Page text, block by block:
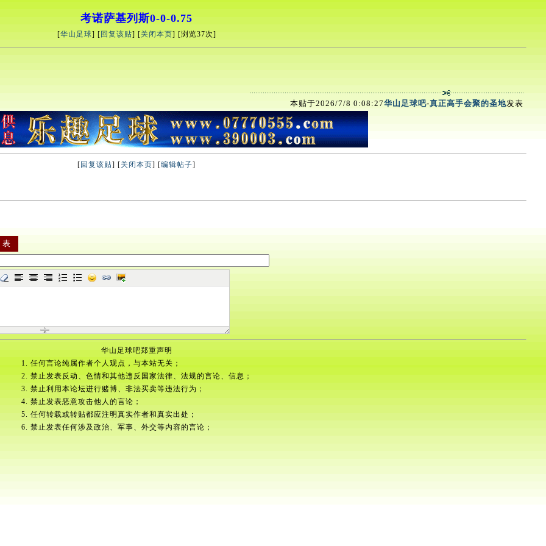
考诺萨基列斯0-0-0.75
[华山足球] [ 回复该贴] [关闭本页] [浏览37次]
本贴于2026/7/8 0:08:27华山足球吧-真正高手会聚的圣地发表
[ 回复该贴] [关闭本页] [编辑帖子]
华山足球吧郑重声明
1. 任何言论纯属作者个人观点，与本站无关；
2. 禁止发表反动、色情和其他违反国家法律、法规的言论、信息；
3. 禁止利用本论坛进行赌博、非法买卖等违法行为；
4. 禁止发表恶意攻击他人的言论；
5. 任何转载或转贴都应注明真实作者和真实出处；
6. 禁止发表任何涉及政治、军事、外交等内容的言论；